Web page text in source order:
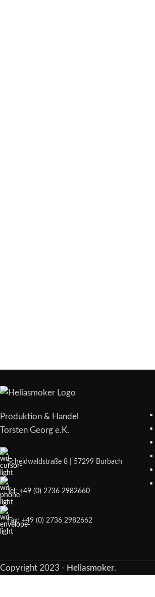
Produktion & Handel
Torsten Georg e.K.
Scheidwaldstraße 8 | 57299 Burbach
Tel: +49 (0) 2736 2982660
Fax: +49 (0) 2736 2982662
Copyright 2023 - Heliasmoker.